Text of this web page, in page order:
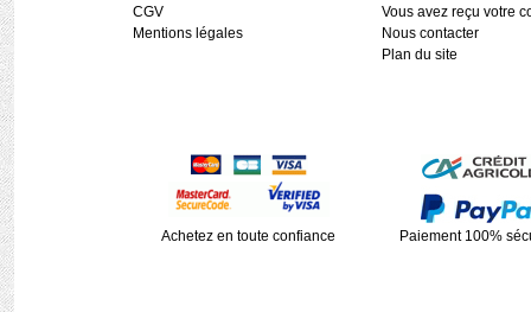
CGV
Mentions légales
Vous avez reçu votre
Nous contacter
Plan du site
Achetez en toute confiance Paiement 100%